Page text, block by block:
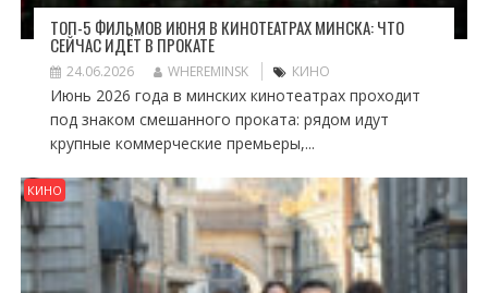
ТОП-5 ФИЛЬМОВ ИЮНЯ В КИНОТЕАТРАХ МИНСКА: ЧТО
СЕЙЧАС ИДЁТ В ПРОКАТЕ
24.06.2026 WHEREMINSK КИНО
Июнь 2026 года в минских кинотеатрах проходит
под знаком смешанного проката: рядом идут
крупные коммерческие премьеры,...
КИНО